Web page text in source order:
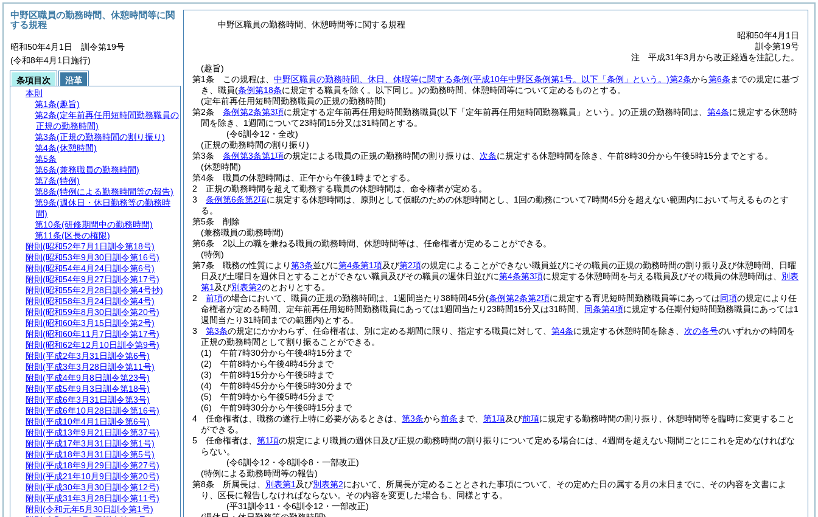
中野区職員の勤務時間、休憩時間等に関する規程
昭和50年4月1日
訓令第19号
注 平成31年3月から改正経過を注記した。
(趣旨)
第1条
この規程は、 中野区職員の勤務時間、休日、休暇等に関する条例(平成10年中野区条例第1号。以下「条例」という。)第2条から第6条 までの規定に基づ
き、職員(条例第18条に規定する職員を除く。以下同じ。)の勤務時間、休憩時間等について定めるものとする。
(定年前再任用短時間勤務職員の正規の勤務時間)
第2条
条例第2条第3項に規定する定年前再任用短時間勤務職員(以下「定年前再任用短時間勤務職員」という。)の正規の勤務時間は、 第4条に規定する休憩時
間を除き、1週間について23時間15分又は31時間とする。
(令6訓令12・全改)
(正規の勤務時間の割り振り)
第3条
条例第3条第1項の規定による職員の正規の勤務時間の割り振りは、 次条に規定する休憩時間を除き、午前8時30分から午後5時15分までとする。
(休憩時間)
第4条
職員の休憩時間は、正午から午後1時までとする。
2
正規の勤務時間を超えて勤務する職員の休憩時間は、命令権者が定める。
3
条例第6条第2項に規定する休憩時間は、原則として仮眠のための休憩時間とし、1回の勤務について7時間45分を超えない範囲内において与えるものとす
る。
第5条
削除
(兼務職員の勤務時間)
第6条
2以上の職を兼ねる職員の勤務時間、休憩時間等は、任命権者が定めることができる。
(特例)
第7条
職務の性質により第3条並びに第4条第1項及び第2項の規定によることができない職員並びにその職員の正規の勤務時間の割り振り及び休憩時間、日曜
日及び土曜日を週休日とすることができない職員及びその職員の週休日並びに第4条第3項に規定する休憩時間を与える職員及びその職員の休憩時間は、 別表
第1 及び別表第2のとおりとする。
2
前項の場合において、職員の正規の勤務時間は、1週間当たり38時間45分(条例第2条第2項に規定する育児短時間勤務職員等にあっては同項の規定により任
命権者が定める時間、定年前再任用短時間勤務職員にあっては1週間当たり23時間15分又は31時間、 同条第4項に規定する任期付短時間勤務職員にあっては1
週間当たり31時間までの範囲内)とする。
3
第3条の規定にかかわらず、任命権者は、別に定める期間に限り、指定する職員に対して、 第4条に規定する休憩時間を除き、 次の各号のいずれかの時間を
正規の勤務時間として割り振ることができる。
(1)
午前7時30分から午後4時15分まで
(2)
午前8時から午後4時45分まで
(3)
午前8時15分から午後5時まで
(4)
午前8時45分から午後5時30分まで
(5)
午前9時から午後5時45分まで
(6)
午前9時30分から午後6時15分まで
4
任命権者は、職務の遂行上特に必要があるときは、 第3条から前条 まで、 第1項及び前項に規定する勤務時間の割り振り、休憩時間等を臨時に変更すること
ができる。
5
任命権者は、 第1項の規定により職員の週休日及び正規の勤務時間の割り振りについて定める場合には、4週間を超えない期間ごとにこれを定めなければな
らない。
(令6訓令12・令8訓令8・一部改正)
(特例による勤務時間等の報告)
第8条
所属長は、 別表第1 及び別表第2において、所属長が定めることとされた事項について、その定めた日の属する月の末日までに、その内容を文書によ
り、区長に報告しなければならない。 その内容を変更した場合も、同様とする。
(平31訓令11・令6訓令12・一部改正)
中野区職員の勤務時間、休憩時間等に関
する規程
昭和50年4月1日 訓令第19号
(令和8年4月1日施行)
条項目次
沿革
本則
第1条(趣旨)
第2条(定年前再任用短時間勤務職員の
正規の勤務時間)
第3条(正規の勤務時間の割り振り)
第4条(休憩時間)
第5条
第6条(兼務職員の勤務時間)
第7条(特例)
第8条(特例による勤務時間等の報告)
第9条(週休日・休日勤務等の勤務時
間)
第10条(研修期間中の勤務時間)
第11条(区長の権限)
附則 (昭和52年7月1日訓令第18号)
附則 (昭和53年9月30日訓令第16号)
附則 (昭和54年4月24日訓令第6号)
附則 (昭和54年9月27日訓令第17号)
附則 (昭和55年2月28日訓令第4号抄)
附則 (昭和58年3月24日訓令第4号)
附則 (昭和59年8月30日訓令第20号)
附則 (昭和60年3月15日訓令第2号)
附則 (昭和60年11月7日訓令第17号)
附則 (昭和62年12月10日訓令第9号)
附則 (平成2年3月31日訓令第6号)
附則 (平成3年3月28日訓令第11号)
附則 (平成4年9月8日訓令第23号)
附則 (平成5年9月3日訓令第18号)
附則 (平成6年3月31日訓令第3号)
附則 (平成6年10月28日訓令第16号)
附則 (平成10年4月1日訓令第6号)
附則 (平成13年9月21日訓令第37号)
附則 (平成17年3月31日訓令第1号)
附則 (平成18年3月31日訓令第5号)
附則 (平成18年9月29日訓令第27号)
附則 (平成21年10月9日訓令第20号)
附則 (平成30年3月30日訓令第12号)
附則 (平成31年3月28日訓令第11号)
附則 (令和元年5月30日訓令第1号)